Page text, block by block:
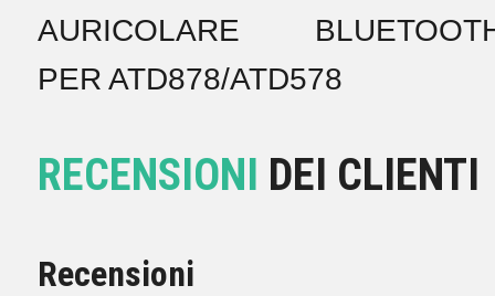
AURICOLARE
PER ATD878/ATD578
RECENSIONI DEI CLIENTI
Recensioni